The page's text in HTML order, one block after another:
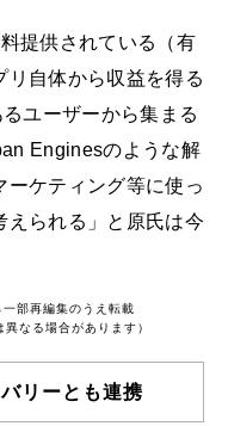
提供されている（有
リ自体から収益を得る
ユーザーから集まる
Enginesのような解
ーケティング等に使っ
えられる」と原氏は今
部再編集のうえ転載
なる場合があります）
リーとも連携